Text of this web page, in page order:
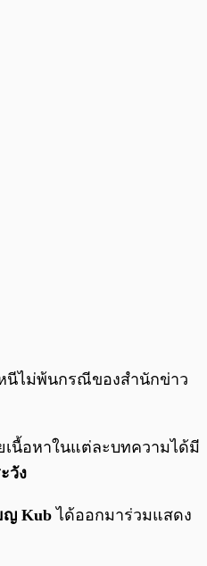
0:00 0:00
นีไม่พ้นกรณีของสำนักข่าว
เนื้อหาในแต่ละบทความได้มี
วัง
ญ Kub ได้ออกมาร่วมแสดง